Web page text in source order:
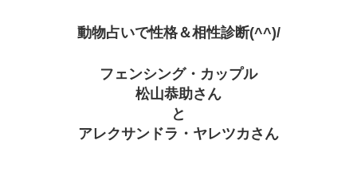
動物占いで性格＆相性診断(^^)/
フェンシング・カップル
松山恭助さん
と
アレクサンドラ・ヤレツカさん